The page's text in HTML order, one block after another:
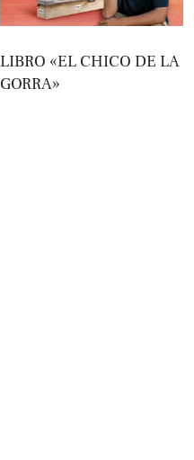
LIBRO «EL CHICO DE LA
GORRA»